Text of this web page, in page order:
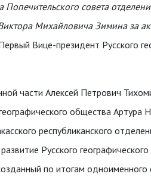
совета
Михайловича Зимина за
Вице-президент Русского
части Алексей Петрович
общества
республиканского
Русского
по итогам